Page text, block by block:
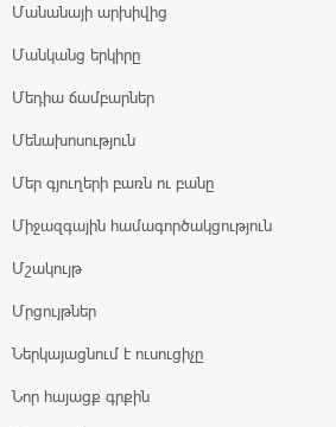
Մանանայի արխիվից
Մանկանց երկիրը
Մեդիա ճամբարներ
Մենախոսություն
Մեր գյուղերի բառն ու բանը
Միջազգային համագործակցություն
Մշակույթ
Մրցույթներ
Ներկայացնում է ուսուցիչը
Նոր հայացք գրքին